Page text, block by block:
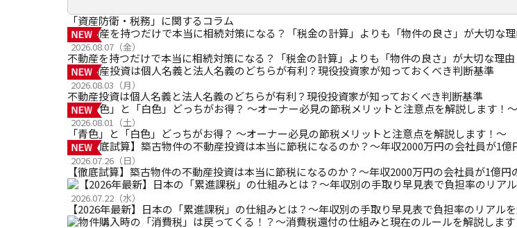
「資産防衛・税務」に関するコラム
2026.08.07（金）
不動産を持つだけで本当に相続対策になる？「税金の計算」よりも「物件の良さ」が大切な理由
2026.08.03（月）
不動産投資は個人名義と法人名義のどちらが有利？現役投資家が知っておくべき判断基準
2026.08.01（土）
「青色」と「白色」どっちがお得？ ～オーナー必見の節税メリットと注意点を解説します！～
2026.07.26（日）
【徹底試算】築古物件の不動産投資は本当に節税になるのか？～年収2000万円の会社員が1億
2026.07.22（水）
【2026年最新】日本の「累進課税」の仕組みとは？～年収別の手取り早見表で負担率のリアル